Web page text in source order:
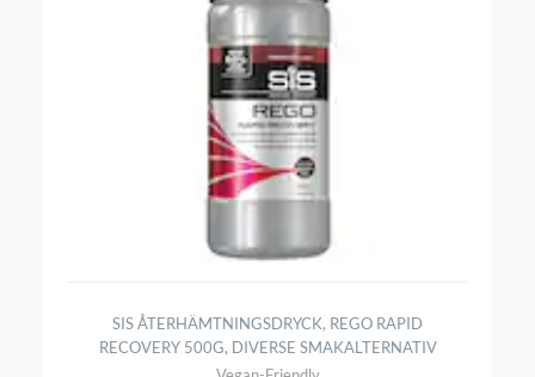
SIS ÅTERHÄMTNINGSDRYCK, REGO RAPID
RECOVERY 500G, DIVERSE SMAKALTERNATIV